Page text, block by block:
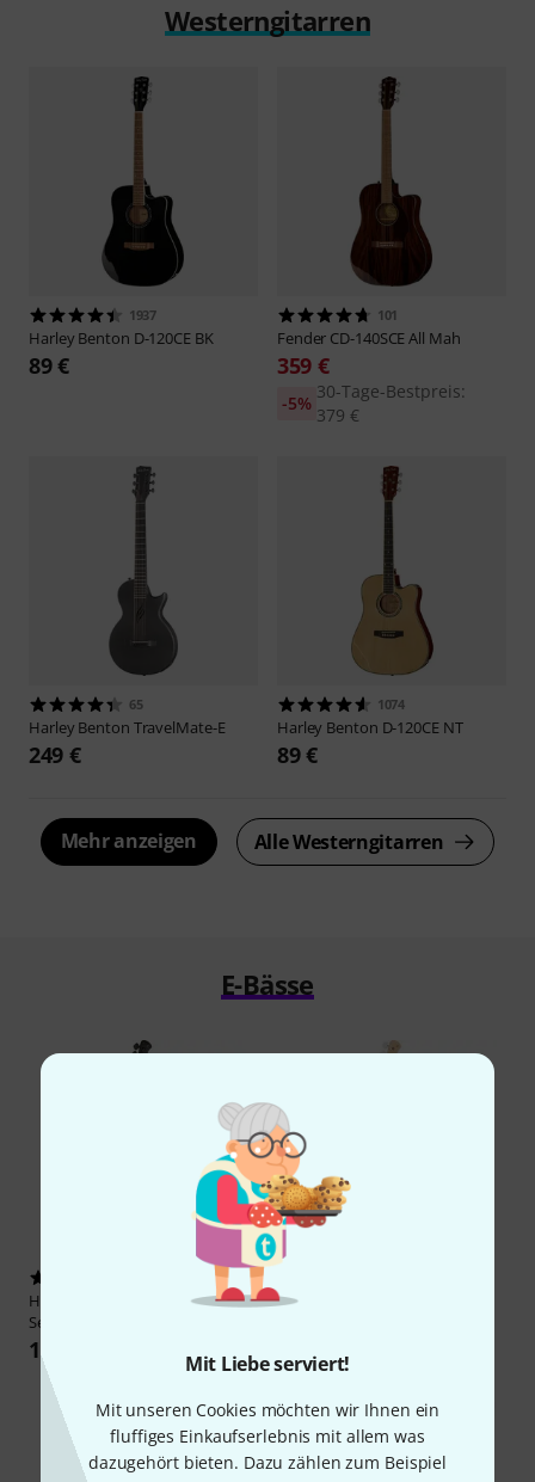
Mit Liebe serviert!
Mit unseren Cookies möchten wir Ihnen ein
fluffiges Einkaufserlebnis mit allem was
dazugehört bieten. Dazu zählen zum Beispiel
Westerngitarren
1937
Harley Benton D-120CE BK
89 €
101
Fender CD-140SCE All Mah
359 €
30-Tage-Bestpreis:
379 €
-5%
65
Harley Benton TravelMate-E
249 €
1074
Harley Benton D-120CE NT
89 €
Mehr anzeigen Alle Westerngitarren
E-Bässe
Harley Benton
PJ-4 SBK Deluxe
Series
139 €
Harley Benton
179 €